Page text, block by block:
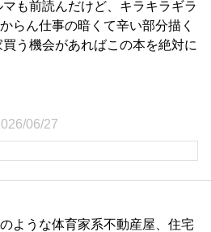
も前読んだけど、キラキラギラ
らん仕事の暗くて辛い部分描く
う機会があればこの本を絶対に
06/27
ような体育家系不動産屋、住宅